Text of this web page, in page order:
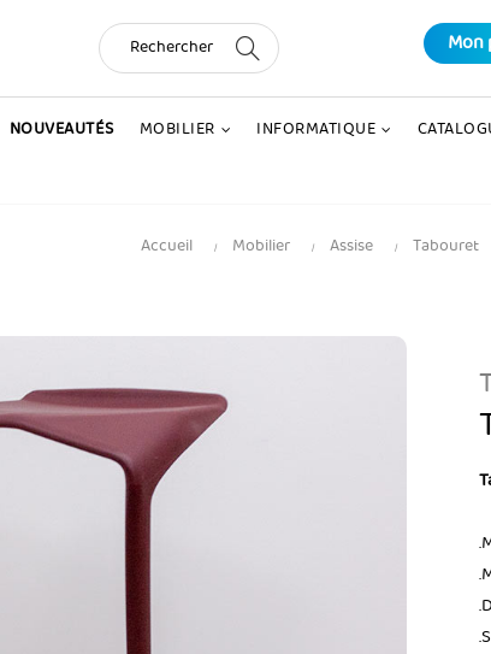
NOUVEAUTÉS MOBILIER INFORMATIQUE
Accueil Mobilier Assise Tabouret